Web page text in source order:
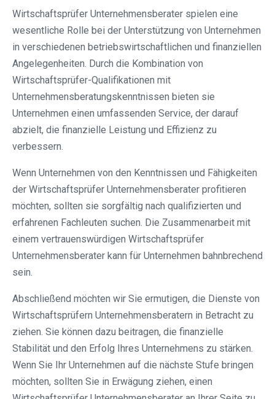
Wirtschaftsprüfer Unternehmensberater spielen eine
wesentliche Rolle bei der Unterstützung von Unternehmen
in verschiedenen betriebswirtschaftlichen und finanziellen
Angelegenheiten. Durch die Kombination von
Wirtschaftsprüfer-Qualifikationen mit
Unternehmensberatungskenntnissen bieten sie
Unternehmen einen umfassenden Service, der darauf
abzielt, die finanzielle Leistung und Effizienz zu
verbessern.
Wenn Unternehmen von den Kenntnissen und Fähigkeiten
der Wirtschaftsprüfer Unternehmensberater profitieren
möchten, sollten sie sorgfältig nach qualifizierten und
erfahrenen Fachleuten suchen. Die Zusammenarbeit mit
einem vertrauenswürdigen Wirtschaftsprüfer
Unternehmensberater kann für Unternehmen bahnbrechend
sein.
Abschließend möchten wir Sie ermutigen, die Dienste von
Wirtschaftsprüfern Unternehmensberatern in Betracht zu
ziehen. Sie können dazu beitragen, die finanzielle
Stabilität und den Erfolg Ihres Unternehmens zu stärken.
Wenn Sie Ihr Unternehmen auf die nächste Stufe bringen
möchten, sollten Sie in Erwägung ziehen, einen